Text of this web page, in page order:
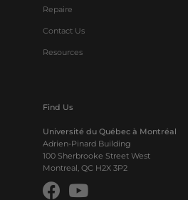
Repaire
Contact Us
Resources
Find Us
Université du Québec à Montréal
Adrien-Pinard Building
100 Sherbrooke Street West
Montreal, QC H2X 3P2